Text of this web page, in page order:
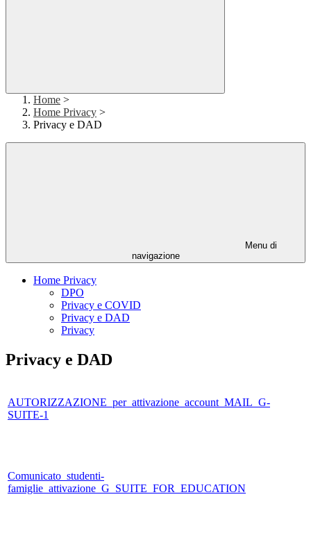
Home >
Home Privacy >
Privacy e DAD
Menu di
navigazione
Home Privacy
DPO
Privacy e COVID
Privacy e DAD
Privacy
Privacy e DAD
AUTORIZZAZIONE_per_attivazione_account_MAIL_G-
SUITE-1
Comunicato_studenti-
famiglie_attivazione_G_SUITE_FOR_EDUCATION